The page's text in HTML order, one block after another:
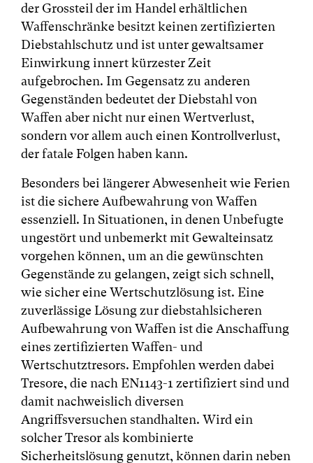
der Grossteil der im Handel erhältlichen
Waffenschränke besitzt keinen zertifizierten
Diebstahlschutz und ist unter gewaltsamer
Einwirkung innert kürzester Zeit
aufgebrochen. Im Gegensatz zu anderen
Gegenständen bedeutet der Diebstahl von
Waffen aber nicht nur einen Wertverlust,
sondern vor allem auch einen Kontrollverlust,
der fatale Folgen haben kann.
Besonders bei längerer Abwesenheit wie Ferien
ist die sichere Aufbewahrung von Waffen
essenziell. In Situationen, in denen Unbefugte
ungestört und unbemerkt mit Gewalteinsatz
vorgehen können, um an die gewünschten
Gegenstände zu gelangen, zeigt sich schnell,
wie sicher eine Wertschutzlösung ist. Eine
zuverlässige Lösung zur diebstahlsicheren
Aufbewahrung von Waffen ist die Anschaffung
eines zertifizierten Waffen- und
Wertschutztresors. Empfohlen werden dabei
Tresore, die nach EN1143-1 zertifiziert sind und
damit nachweislich diversen
Angriffsversuchen standhalten. Wird ein
solcher Tresor als kombinierte
Sicherheitslösung genutzt, können darin neben